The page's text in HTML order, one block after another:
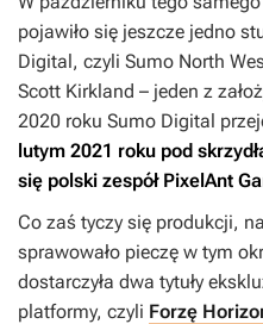
pojawiło się jeszcze jedno
Digital, czyli Sumo North
Scott Kirkland – jeden z
2020 roku Sumo Digital
lutym 2021 roku pod
się polski zespół PixelAnt
Co zaś tyczy się produkcji,
sprawowało pieczę w tym
dostarczyła dwa tytuły
platformy, czyli Forzę